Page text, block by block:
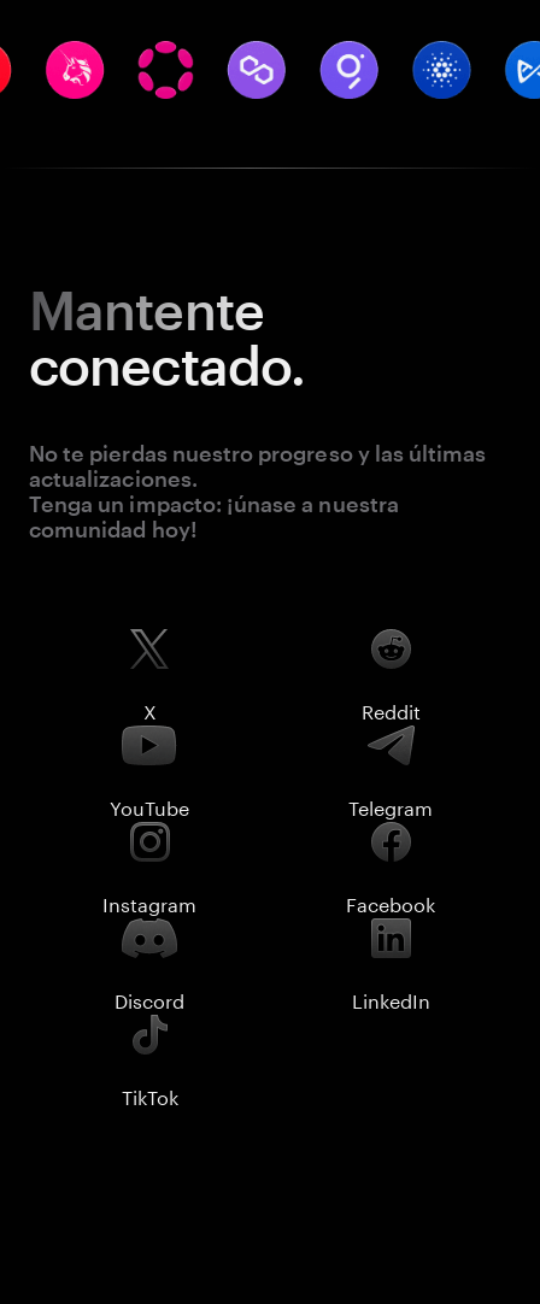
Mantente
conectado.
No te pierdas nuestro progreso y las últimas
actualizaciones.
Tenga un impacto: ¡únase a nuestra
comunidad hoy!
X Reddit
YouTube Telegram
Instagram Facebook
Discord LinkedIn
TikTok